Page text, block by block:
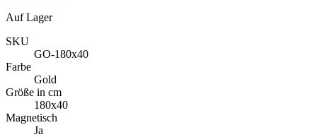
Auf Lager
SKU
GO-180x40
Farbe
Gold
Größe in cm
180x40
Magnetisch
Ja